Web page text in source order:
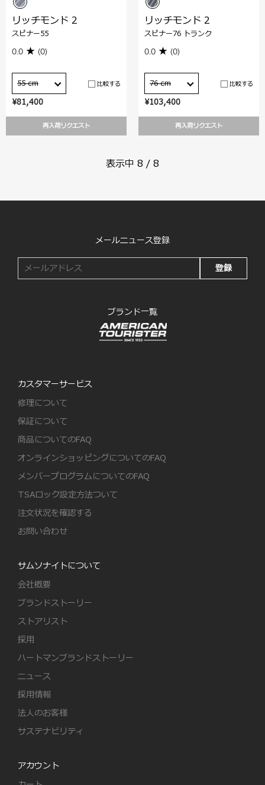
¥81,400
再入荷リクエスト
リッチモンド 2
スピナー55
0.0 (0)
55 cm 比較する
¥103,400
再入荷リクエスト
リッチモンド 2
スピナー76 トランク
0.0 (0)
76 cm 比較する
表示中 8 / 8
メールニュース登録
登録
ブランド一覧
カスタマーサービス
修理について
保証について
商品についてのFAQ
オンラインショッピングについてのFAQ
メンバープログラムについてのFAQ
TSAロック設定方法ついて
注文状況を確認する
お問い合わせ
サムソナイトについて
会社概要
ブランドストーリー
ストアリスト
採用
ハートマンブランドストーリー
ニュース
採用情報
法人のお客様
サステナビリティ
アカウント